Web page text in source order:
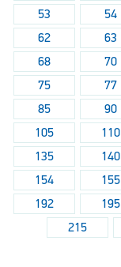
53
54
62
63
68
70
75
77
85
90
105
110
135
140
154
155
192
195
215